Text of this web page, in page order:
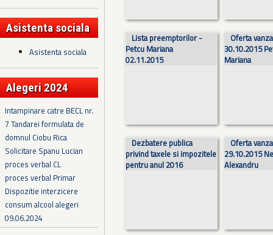
Asistenta sociala
Asistenta sociala
Alegeri 2024
Intampinare catre BECL nr.
7 Tandarei formulata de
domnul Ciobu Rica
Solicitare Spanu Lucian
proces verbal CL
proces verbal Primar
Dispozitie interzicere
consum alcool alegeri
09.06.2024
Lista preemptorilor -
Petcu Mariana
02.11.2015
Oferta
30.10.2015
Mariana
Dezbatere publica
privind taxele si impozitele
pentru anul 2016
Oferta
29.10.2015
Alexandru